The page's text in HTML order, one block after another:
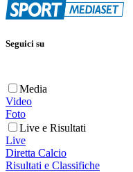
Seguici su
Media
Video
Foto
Live e Risultati
Live
Diretta Calcio
Risultati e Classifiche